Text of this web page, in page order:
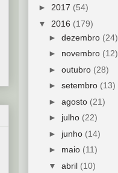
► 2017 (54)
▼ 2016 (179)
► dezembro (24)
► novembro (12)
► outubro (28)
► setembro (13)
► agosto (21)
► julho (22)
► junho (14)
► maio (11)
▼ abril (10)